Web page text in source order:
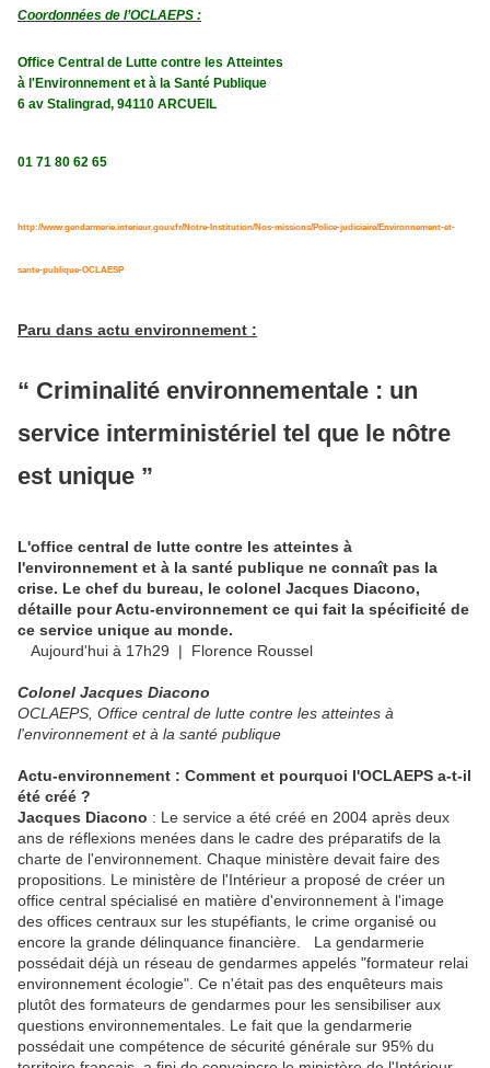
Coordonnées de l’OCLAEPS :
Office Central de Lutte contre les Atteintes
à l'Environnement et à la Santé Publique
6 av Stalingrad, 94110 ARCUEIL
01 71 80 62 65
http://www.gendarmerie.interieur.gouv.fr/Notre-Institution/Nos-missions/Police-judiciaire/Environnement-et-
sante-publique-OCLAESP
Paru dans actu environnement :
“ Criminalité environnementale : un
service interministériel tel que le nôtre
est unique ”
L'office central de lutte contre les atteintes à
l'environnement et à la santé publique ne connaît pas la
crise. Le chef du bureau, le colonel Jacques Diacono,
détaille pour Actu-environnement ce qui fait la spécificité de
ce service unique au monde.
Aujourd'hui à 17h29 | Florence Roussel
Colonel Jacques Diacono
OCLAEPS, Office central de lutte contre les atteintes à
l'environnement et à la santé publique
Actu-environnement : Comment et pourquoi l'OCLAEPS a-t-il
été créé ?
Jacques Diacono : Le service a été créé en 2004 après deux
ans de réflexions menées dans le cadre des préparatifs de la
charte de l'environnement. Chaque ministère devait faire des
propositions. Le ministère de l'Intérieur a proposé de créer un
office central spécialisé en matière d'environnement à l'image
des offices centraux sur les stupéfiants, le crime organisé ou
encore la grande délinquance financière. La gendarmerie
possédait déjà un réseau de gendarmes appelés "formateur relai
environnement écologie". Ce n'était pas des enquêteurs mais
plutôt des formateurs de gendarmes pour les sensibiliser aux
questions environnementales. Le fait que la gendarmerie
possédait une compétence de sécurité générale sur 95% du